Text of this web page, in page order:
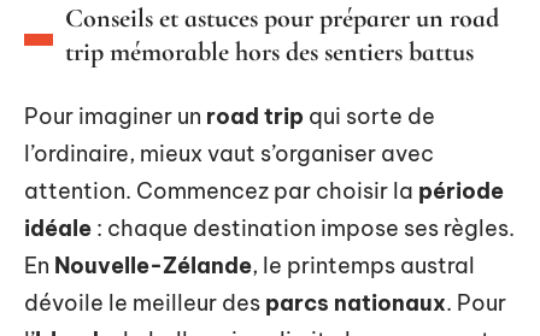
Conseils et astuces pour préparer un road
trip mémorable hors des sentiers battus
Pour imaginer un road trip qui sorte de
l’ordinaire, mieux vaut s’organiser avec
attention. Commencez par choisir la période
idéale : chaque destination impose ses règles.
En Nouvelle-Zélande, le printemps austral
dévoile le meilleur des parcs nationaux. Pour